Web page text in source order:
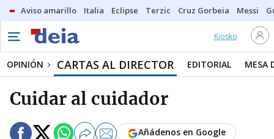
Aviso amarillo Italia Eclipse Terzic Cruz Gorbeia Messi
Kiosko
OPINIÓN CARTAS AL DIRECTOR EDITORIAL MESA
Cuidar al cuidador
Añádenos en Google